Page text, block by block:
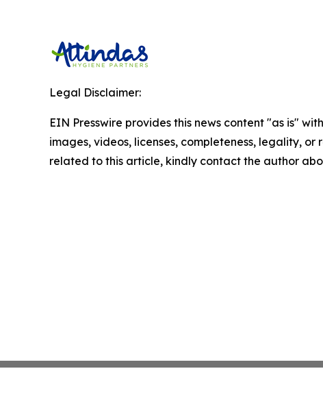
Legal Disclaimer:
EIN Presswire provides this news content "as is"
images, videos, licenses, completeness, legality,
related to this article, kindly contact the author